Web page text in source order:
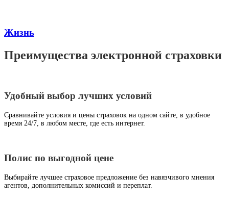
Жизнь
Преимущества электронной страховки
Удобный выбор лучших условий
Сравнивайте условия и цены страховок на одном сайте, в удобное
время 24/7, в любом месте, где есть интернет.
Полис по выгодной цене
Выбирайте лучшее страховое предложение без навязчивого мнения
агентов, дополнительных комиссий и переплат.